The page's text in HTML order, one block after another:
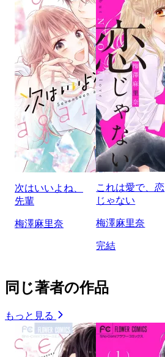
次はいいよね、
先輩
梅澤麻里奈
これは愛で、恋
じゃない
梅澤麻里奈
完結
同じ著者の作品
もっと見る